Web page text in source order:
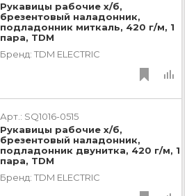
Рукавицы рабочие х/б,
брезентовый наладонник,
подладонник миткаль, 420 г/м, 1
пара, TDM
Бренд: TDM ЕLECTRIC
Арт.: SQ1016-0515
Рукавицы рабочие х/б,
брезентовый наладонник,
подладонник двунитка, 420 г/м, 1
пара, TDM
Бренд: TDM ЕLECTRIC